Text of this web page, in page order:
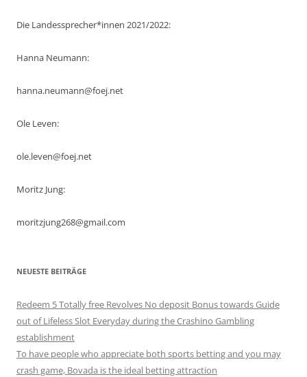
Die Landessprecher*innen 2021/2022:
Hanna Neumann:
hanna.neumann@foej.net
Ole Leven:
ole.leven@foej.net
Moritz Jung:
moritzjung268@gmail.com
NEUESTE BEITRÄGE
Redeem 5 Totally free Revolves No deposit Bonus towards Guide
out of Lifeless Slot Everyday during the Crashino Gambling
establishment
To have people who appreciate both sports betting and you may
crash game, Bovada is the ideal betting attraction